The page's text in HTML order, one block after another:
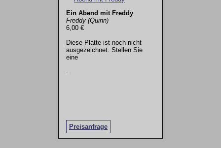
Ein Abend mit Freddy
Freddy (Quinn)
6,00 €
Diese Platte ist noch nicht
ausgezeichnet. Stellen Sie
eine
Preisanfrage